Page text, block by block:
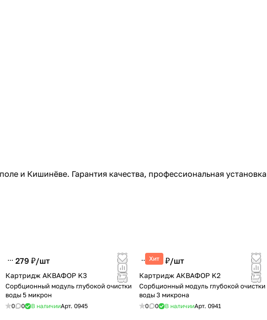
и Кишинёве. Гарантия качества, профессиональная
279 ₽/шт
Картридж АКВАФОР K3
Сорбционный модуль глубокой очистки
воды 5 микрон
0 0 В наличииАрт. 0945
Хит
299 ₽/шт
Картридж АКВАФОР K2
Сорбционный модуль глубокой очистки
воды 3 микрона
0 0 В наличииАрт. 0941